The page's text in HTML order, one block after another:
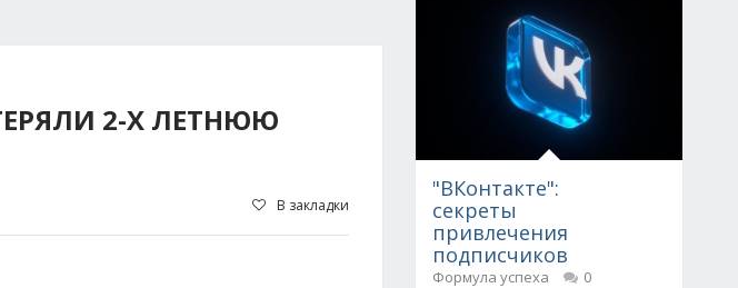
2-Х ЛЕТНЮЮ
В закладки
"ВКонтакте":
секреты
привлечения
подписчиков
Формула успеха
0